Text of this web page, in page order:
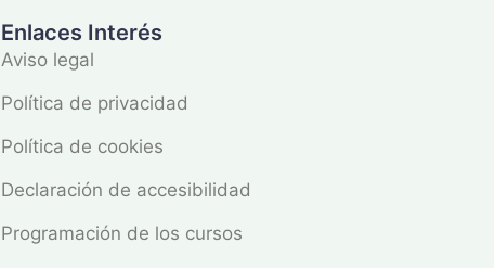
Enlaces Interés
Aviso legal
Política de privacidad
Política de cookies
Declaración de accesibilidad
Programación de los cursos